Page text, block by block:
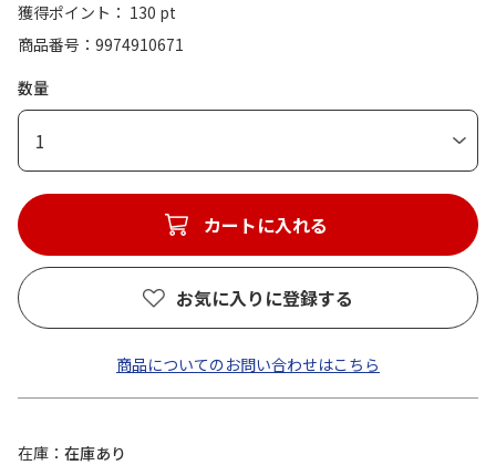
獲得ポイント： 130 pt
商品番号
9974910671
数量
1
カートに入れる
お気に入りに登録する
商品についてのお問い合わせはこちら
在庫
在庫あり